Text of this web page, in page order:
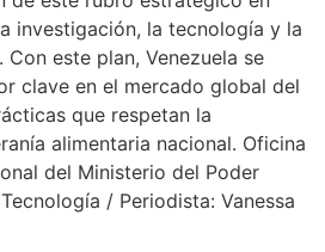
investigación, la tecnología y la
este plan, Venezuela se
clave en el mercado global del
que respetan la
alimentaria nacional. Oficina
del Ministerio del Poder
/ Periodista: Vanessa